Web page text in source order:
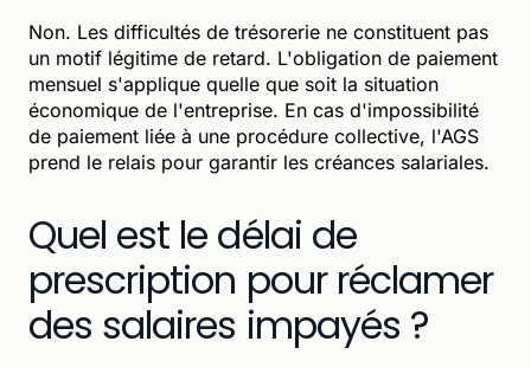
Non. Les difficultés de trésorerie ne constituent pas
un motif légitime de retard. L'obligation de paiement
mensuel s'applique quelle que soit la situation
économique de l'entreprise. En cas d'impossibilité
de paiement liée à une procédure collective, l'AGS
prend le relais pour garantir les créances salariales.
Quel est le délai de
prescription pour réclamer
des salaires impayés ?